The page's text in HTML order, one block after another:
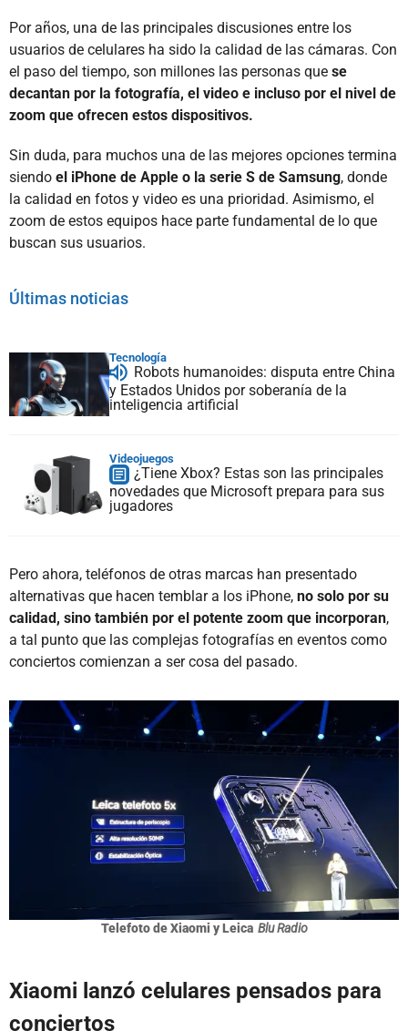
Por años, una de las principales discusiones entre los
usuarios de celulares ha sido la calidad de las cámaras. Con
el paso del tiempo, son millones las personas que se
decantan por la fotografía, el video e incluso por el nivel de
zoom que ofrecen estos dispositivos.
Sin duda, para muchos una de las mejores opciones termina
siendo el iPhone de Apple o la serie S de Samsung, donde
la calidad en fotos y video es una prioridad. Asimismo, el
zoom de estos equipos hace parte fundamental de lo que
buscan sus usuarios.
Últimas noticias
Tecnología
Robots humanoides: disputa entre China
y Estados Unidos por soberanía de la
inteligencia artificial
Videojuegos
¿Tiene Xbox? Estas son las principales
novedades que Microsoft prepara para sus
jugadores
Pero ahora, teléfonos de otras marcas han presentado
alternativas que hacen temblar a los iPhone, no solo por su
calidad, sino también por el potente zoom que incorporan,
a tal punto que las complejas fotografías en eventos como
conciertos comienzan a ser cosa del pasado.
Telefoto de Xiaomi y Leica Blu Radio
Xiaomi lanzó celulares pensados para
conciertos